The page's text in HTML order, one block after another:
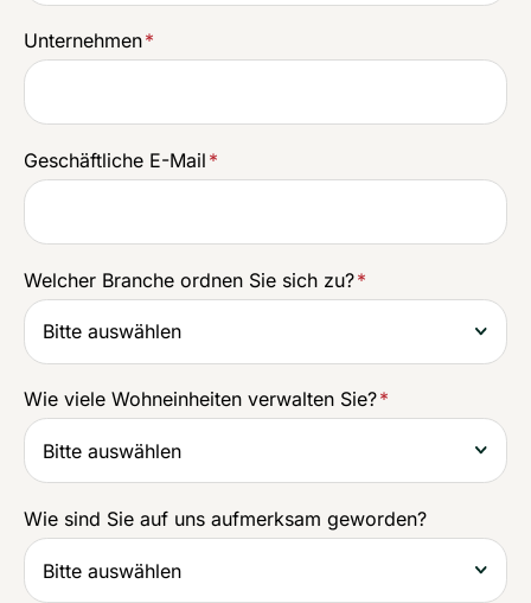
Unternehmen*
Geschäftliche E-Mail *
Welcher Branche ordnen Sie sich zu?*
Wie viele Wohneinheiten verwalten Sie?*
Wie sind Sie auf uns aufmerksam geworden?